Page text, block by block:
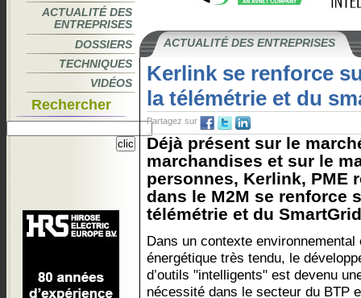
ACTUALITÉ DES
ENTREPRISES
DOSSIERS
TECHNIQUES
VIDÉOS
Rechercher
ACTUALITÉ DES ENTREPRISES
Kerlink se renforce
la télémétrie et du
Partagez sur
Déjà présent sur le
marchandises et sur le
personnes, Kerlink, PME
dans le M2M se renforce
télémétrie et du
Dans un contexte environnemental
énergétique très tendu, le
d’outils "intelligents" est devenu
nécessité dans le secteur du BTP